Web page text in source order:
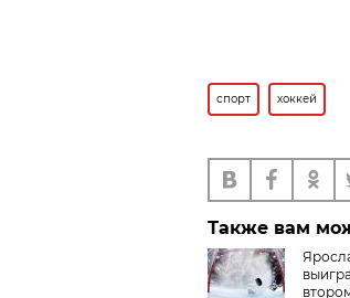
спорт хоккей
Также вам